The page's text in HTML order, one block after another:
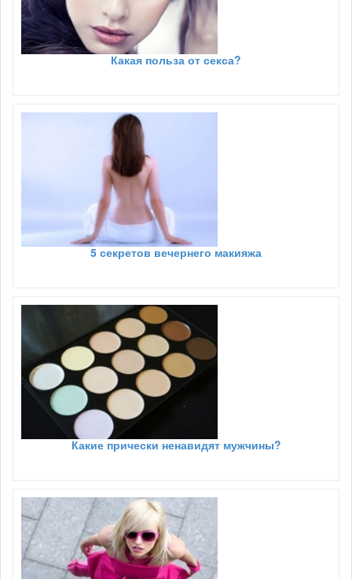
Какая польза от секса?
5 секретов вечернего макияжа
Какие прически ненавидят мужчины?